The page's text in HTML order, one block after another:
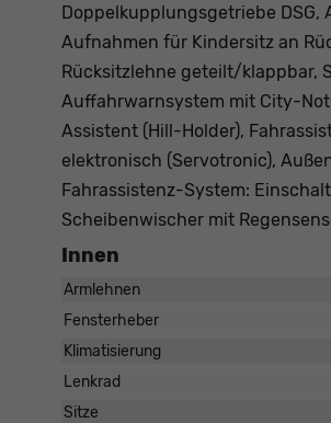
Doppelkupplungsgetriebe
Aufnahmen für Kindersitz an
Rücksitzlehne geteilt/klappbar,
Auffahrwarnsystem mit City-
Assistent (Hill-Holder),
elektronisch (Servotronic),
Fahrassistenz-System:
Scheibenwischer mit
Innen
Armlehnen
Fensterheber
Klimatisierung
Lenkrad
Sitze